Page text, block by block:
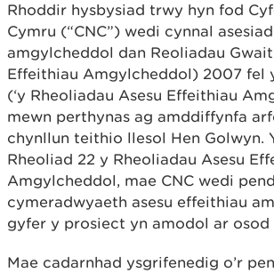
Rhoddir hysbysiad trwy hyn fod
Cymru (“CNC”) wedi cynnal
amgylcheddol dan Reoliadau
Effeithiau Amgylcheddol) 2007 fel
(‘y Rheoliadau Asesu Effeithiau
mewn perthynas ag amddiffynfa
chynllun teithio llesol Hen Golwyn.
Rheoliad 22 y Rheoliadau Asesu
Amgylcheddol, mae CNC wedi
cymeradwyaeth asesu effeithiau
gyfer y prosiect yn amodol ar osod
Mae cadarnhad ysgrifenedig o’r